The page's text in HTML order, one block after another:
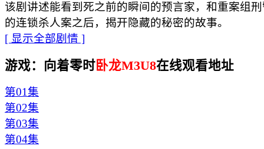
该剧讲述能看到死之前的瞬间的预言家，和重案组
的连锁杀人案之后，揭开隐藏的秘密的故事。
[ 显示全部剧情 ]
游戏：向着零时卧龙M3U8在线观看地址
第01集
第02集
第03集
第04集